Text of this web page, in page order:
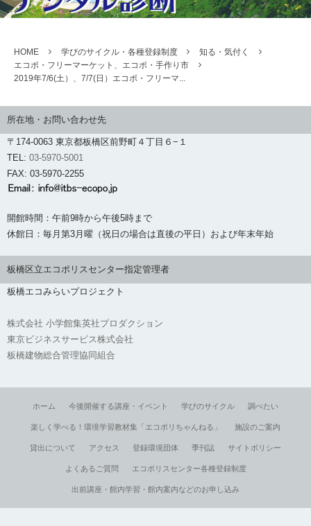
HOME 学びのサイクル・各種登録制度
知る・気付く
エコポ・フリーマーケット、エコポ・手作り市
2019年7/6(土）、7/7(日）エコポ・フリーマ...
所在地・お問い合わせ先
〒174-0063 東京都板橋区前野町４丁目６−１
TEL: 03-5970-5001
FAX: 03-5970-2255
開館時間：午前9時から午後5時まで
休館日：毎月第3月曜（祝日の場合は直後の平日）および年末年始
板橋区立エコポリスセンター指定管理者
板橋エコみらいプロジェクト
株式会社 小学館集英社プロダクション
東京ビジネスサービス株式会社
板橋建物総合管理協同組合
ホーム 今後開催する講座・イベント 学びのサイクル 調べたい
楽しく学べる！環境学習教材集「エコポリちゃんねる」 施設のご案内
貸出について アクセス 登録環境団体 季刊誌 サイトポリシー
よくあるご質問 エコポリスセンター各種登録制度
出前講座・館内学習・館内案内などのお申し込み